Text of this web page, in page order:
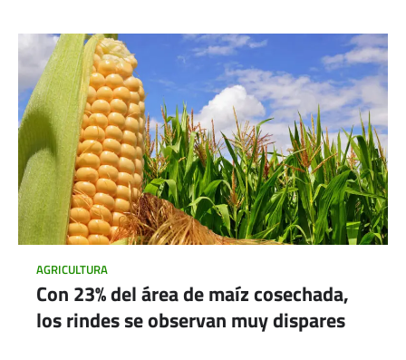
AGRICULTURA
Con 23% del área de maíz cosechada,
los rindes se observan muy dispares